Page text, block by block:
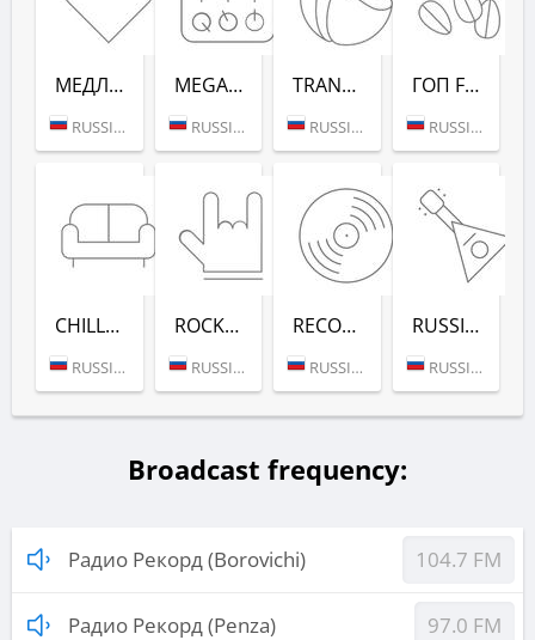
МЕДЛЯК FM (РАДИО РЕКОРД)
RUSSIA (MOSCOW)
MEGAMIX (РАДИО РЕКОРД)
RUSSIA (MOSCOW)
TRANCEMISSION (РАДИО РЕКОРД)
RUSSIA (MOSCOW)
ГОП FM (РАДИО РЕКОРД)
RUSSIA (MOSCOW)
CHILL-OUT (РАДИО РЕКОРД)
RUSSIA (MOSCOW)
ROCK (РАДИО РЕКОРД)
RUSSIA (MOSCOW)
RECORD DEEP (РАДИО РЕКОРД)
RUSSIA (MOSCOW)
RUSSIAN MIX (РАДИО РЕКОРД)
RUSSIA (MOSCOW)
Broadcast frequency:
Радио Рекорд (Borovichi) 104.7 FM
Радио Рекорд (Penza) 97.0 FM